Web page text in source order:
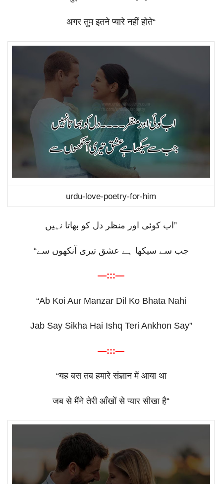
अगर तुम इतने प्यारे नहीं होते“
urdu-love-poetry-for-him
اب کوئی اور منظر دل کو بھاتا نہیں ”
“جب سے سیکھا ہے عشق تیری آنکھوں سے
—:::—
“Ab Koi Aur Manzar Dil Ko Bhata Nahi
Jab Say Sikha Hai Ishq Teri Ankhon Say”
—:::—
“यह बस तब हमारे संज्ञान में आया था
जब से मैंने तेरी आँखों से प्यार सीखा है“